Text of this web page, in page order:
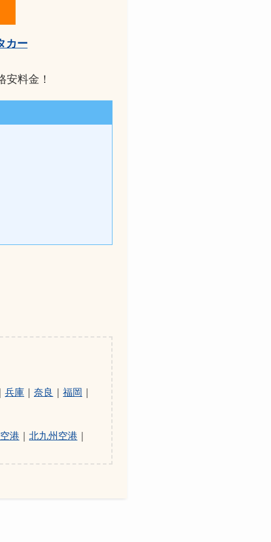
カー
安料金！
兵庫 ｜ 奈良 ｜ 福岡 ｜
港 ｜ 北九州空港 ｜